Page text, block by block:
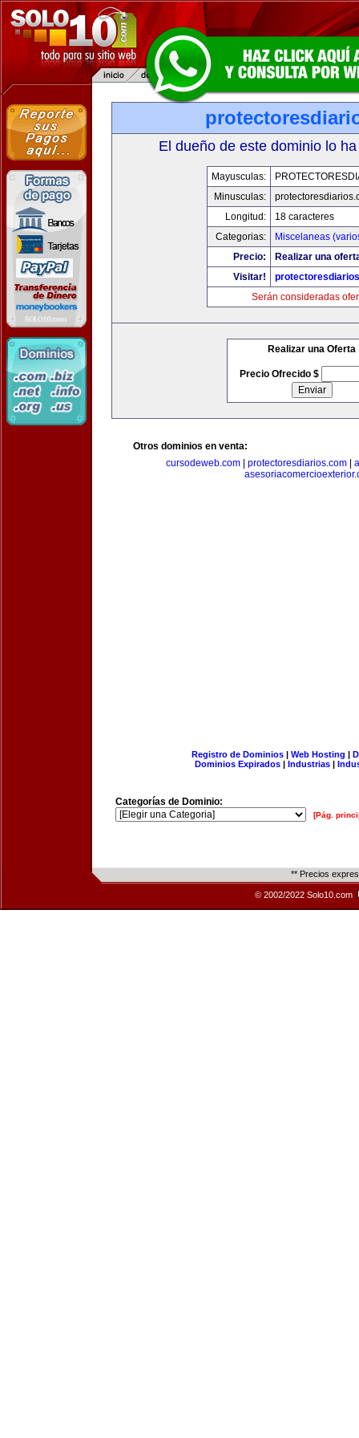
El dueño de este dominio lo
Mayusculas:
Minusculas:
Longitud:
18 caracteres
Categorias:
Miscelaneas
Precio:
Realizar una
Visitar!
Serán consideradas
Realizar una Oferta
Precio Ofrecido $
Otros dominios en venta:
cursodeweb.com
protectoresdiarios.com
Registro de Dominios| Web Hosting |
Dominios Expirados | Industrias |
Categorías de Dominio:
[Pág.
** Precios
© 2002/2022 Solo10.com